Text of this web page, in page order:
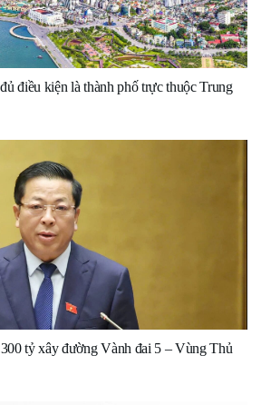
điều kiện là thành phố trực thuộc Trung
tỷ xây đường Vành đai 5 – Vùng Thủ